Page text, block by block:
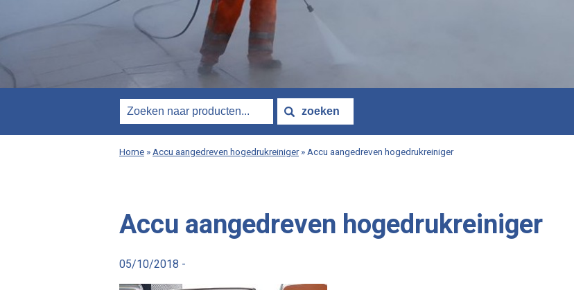
Home »Accu aangedreven hogedrukreiniger»Accu aangedreven hogedrukreiniger
Accu aangedreven hogedrukreiniger
05/10/2018 -